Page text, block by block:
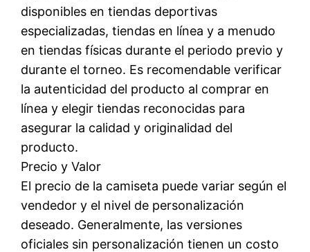
disponibles en tiendas deportivas
especializadas, tiendas en línea y a menudo
en tiendas físicas durante el periodo previo y
durante el torneo. Es recomendable verificar
la autenticidad del producto al comprar en
línea y elegir tiendas reconocidas para
asegurar la calidad y originalidad del
producto.
Precio y Valor
El precio de la camiseta puede variar según el
vendedor y el nivel de personalización
deseado. Generalmente, las versiones
oficiales sin personalización tienen un costo